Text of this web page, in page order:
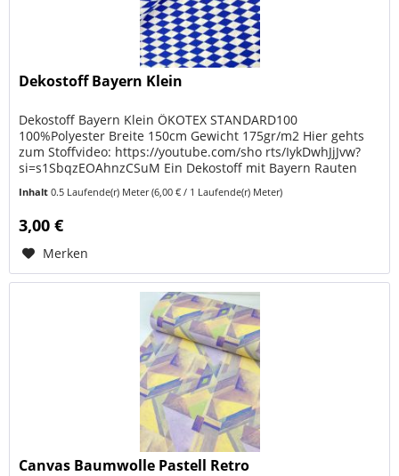
Dekostoff Bayern Klein
Dekostoff Bayern Klein ÖKOTEX STANDARD100
100%Polyester Breite 150cm Gewicht 175gr/m2 Hier gehts
zum Stoffvideo: https://youtube.com/sho rts/IykDwhJjJvw?
si=s1SbqzEOAhnzCSuM Ein Dekostoff mit Bayern Rauten
Inhalt0.5 Laufende(r) Meter(6,00 € / 1 Laufende(r) Meter)
3,00 €
Merken
Canvas Baumwolle Pastell Retro